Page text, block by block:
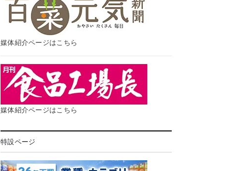
媒体紹介ページはこちら
媒体紹介ページはこちら
特設ページ